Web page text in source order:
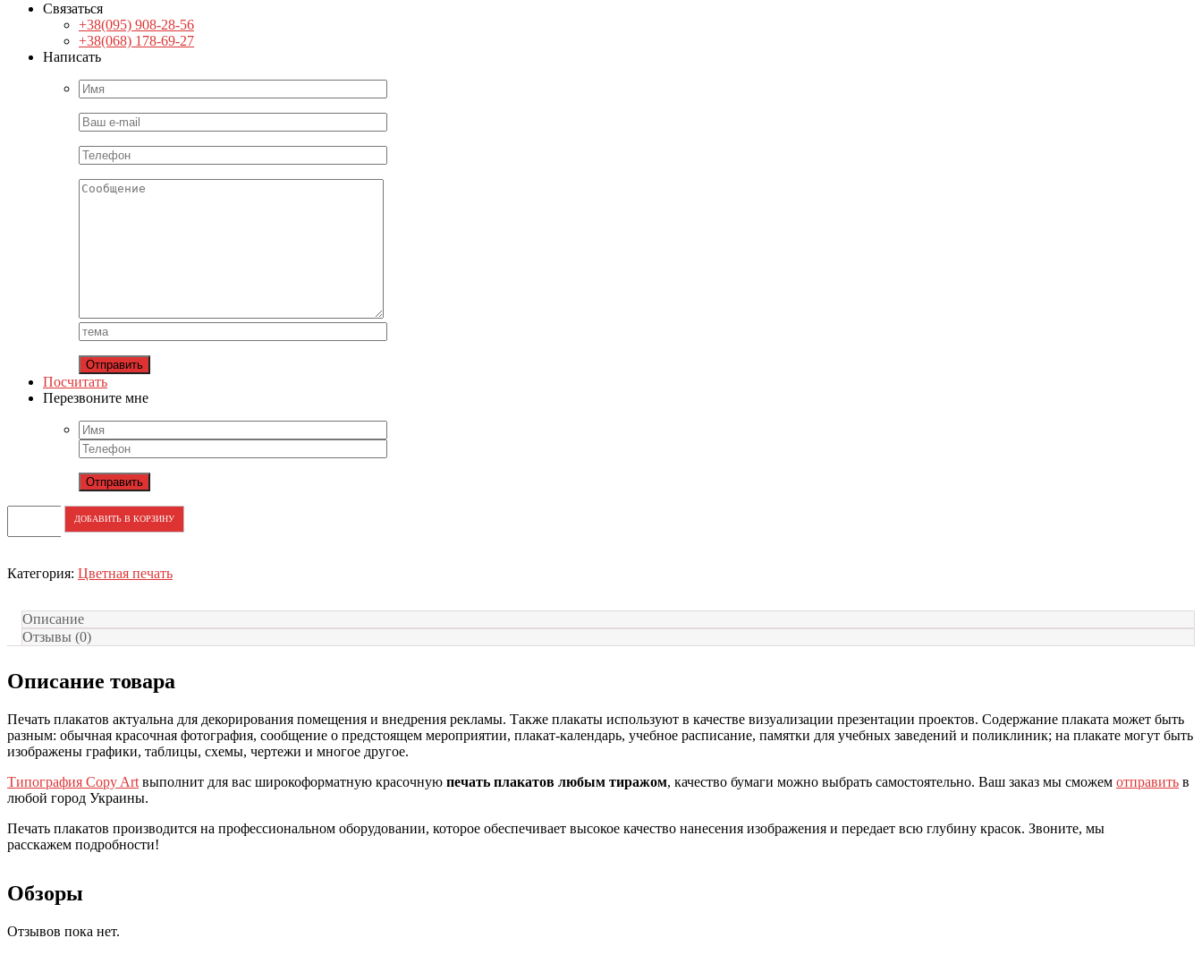
Связаться
+38(095) 908-28-56
+38(068) 178-69-27
Написать
Посчитать
Перезвоните мне
ДОБАВИТЬ В КОРЗИНУ
Категория: Цветная печать
Описание
Отзывы (0)
Описание товара
Печать плакатов актуальна для декорирования помещения и внедрения рекламы. Также плакаты используют в качестве визуализации презентации проектов. Содержание плаката может быть
разным: обычная красочная фотография, сообщение о предстоящем мероприятии, плакат-календарь, учебное расписание, памятки для учебных заведений и поликлиник; на плакате могут быть
изображены графики, таблицы, схемы, чертежи и многое другое.
Типография Copy Art выполнит для вас широкоформатную красочную печать плакатов любым тиражом, качество бумаги можно выбрать самостоятельно. Ваш заказ мы сможем отправить в
любой город Украины.
Печать плакатов производится на профессиональном оборудовании, которое обеспечивает высокое качество нанесения изображения и передает всю глубину красок. Звоните, мы
расскажем подробности!
Обзоры
Отзывов пока нет.